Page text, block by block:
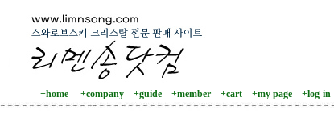
+home +company +guide +member +cart +my page +log-in